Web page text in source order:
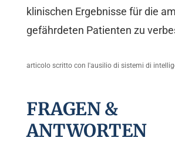
klinischen Ergebnisse für die
gefährdeten Patienten zu
articolo scritto con l'ausilio di sistemi di
FRAGEN &
ANTWORTEN